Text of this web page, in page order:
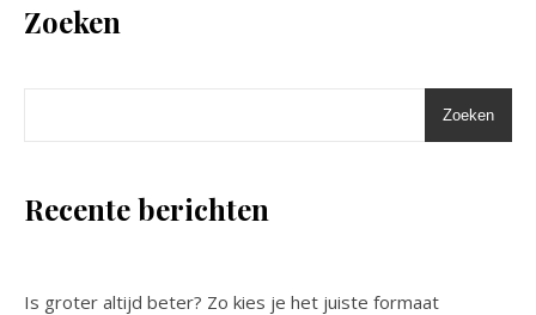
Zoeken
Zoeken
Recente berichten
Is groter altijd beter? Zo kies je het juiste formaat